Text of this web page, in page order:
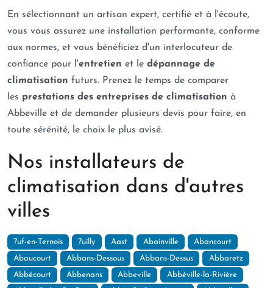
En sélectionnant un artisan expert, certifié et à l'écoute,
vous vous assurez une installation performante, conforme
aux normes, et vous bénéficiez d'un interlocuteur de
confiance pour l'entretien et le dépannage de
climatisation futurs. Prenez le temps de comparer
les prestations des entreprises de climatisation à
Abbeville et de demander plusieurs devis pour faire, en
toute sérénité, le choix le plus avisé.
Nos installateurs de
climatisation dans d'autres
villes
?uf-en-Ternois ?uilly Aast Abainville Abancourt
Abaucourt Abbans-Dessous Abbans-Dessus Abbaretz
Abbécourt Abbenans Abbeville Abbéville-la-Rivière